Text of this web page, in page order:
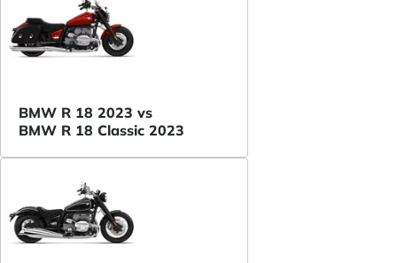
BMW R 18 2023 vs
BMW R 18 Classic 2023